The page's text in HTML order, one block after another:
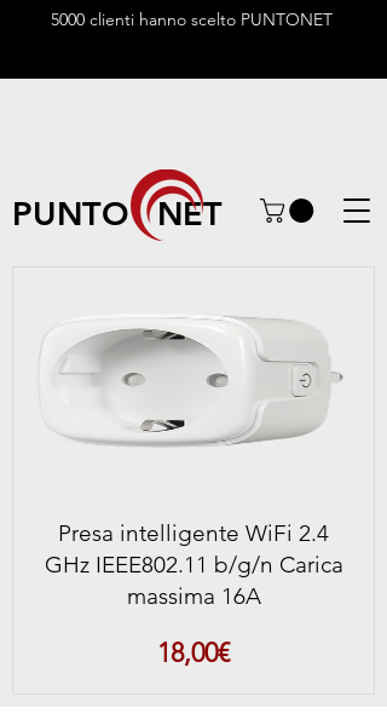
5000 clienti hanno scelto PUNTONET
PUNTO NET
Presa intelligente WiFi 2.4
GHz IEEE802.11 b/g/n Carica
massima 16A
18,00€Prezzo